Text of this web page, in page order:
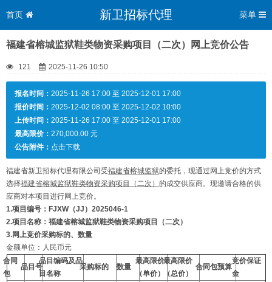
首页 新卫招标代理 菜单
福建省榕城监狱鞋类物资采购项目（二次）网上竞价公告
121 2025-11-26 10:50
报名时间： 2025-11-26 17:00 至 2025-12-01 17:00
报价时间： 2025-12-02 08:00 至 2025-12-02 10:00
上传时间： 2025-11-26 17:00 至 2025-12-01 17:00
最高限价： 270,000.00 元
公告附件： 点击下载
福建省新卫招标代理有限公司受福建省榕城监狱的委托，现通过网上竞价的方式
选择福建省榕城监狱鞋类物资采购项目 （二次） 的成交供应商。现邀请合格的供
应商对本项目进行网上竞价。
1.项目编号：FJXW（JJ）2025046-1
2.项目名称 ： 福建省榕城监狱鞋类物资采购项目
（二次）
3.网上竞价采购标的、数量
金额单位：人民币元
合同
包
品目号
品目编码及品
目名称
采购标的 数量
最高限价
（单价）
最高限价
（总价）
合同包预算
竞价保证
金